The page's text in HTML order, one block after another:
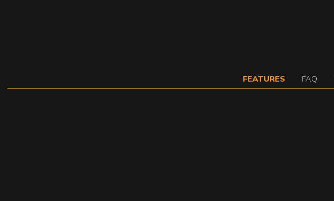
FEATURES FAQ